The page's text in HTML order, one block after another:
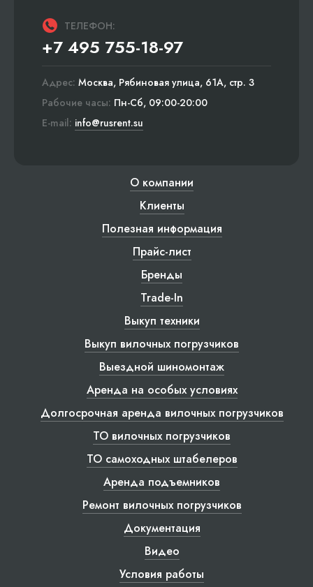
ТЕЛЕФОН:
+7 495 755-18-97
Адрес: Москва, Рябиновая улица, 61А, стр. 3
Рабочие часы: Пн-Сб, 09:00-20:00
E-mail: info@rusrent.su
О компании
Клиенты
Полезная информация
Прайс-лист
Бренды
Trade-In
Выкуп техники
Выкуп вилочных погрузчиков
Выездной шиномонтаж
Аренда на особых условиях
Долгосрочная аренда вилочных погрузчиков
ТО вилочных погрузчиков
ТО самоходных штабелеров
Аренда подъемников
Ремонт вилочных погрузчиков
Документация
Видео
Условия работы